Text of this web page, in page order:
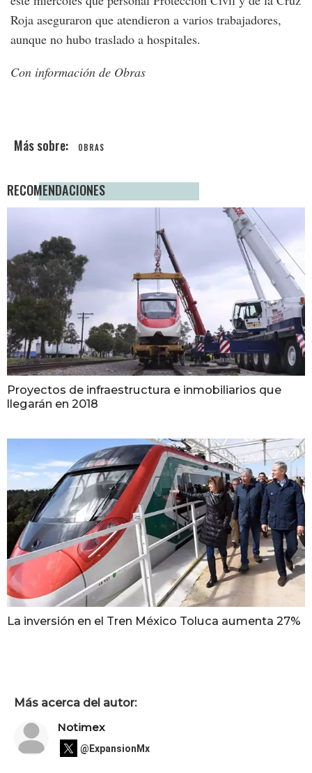
Roja aseguraron que atendieron a varios trabajadores,
aunque no hubo traslado a hospitales.
Con información de Obras
OBRAS
RECOMENDACIONES
Proyectos de infraestructura e inmobiliarios que
llegarán en 2018
La inversión en el Tren México Toluca aumenta 27%
Más acerca del autor:
Notimex
@ExpansionMx